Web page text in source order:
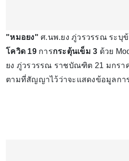
"หมอยง" ศ.นพ.ยง ภู่วรวรรณ ระบุ
โควิด 19การกระตุ้นเข็ม 3 ด้วย
ยง ภู่วรวรรณ ราชบัณฑิต 21 มกรา
ตามที่สัญญาไว้ว่าจะแสดงข้อมูลกา